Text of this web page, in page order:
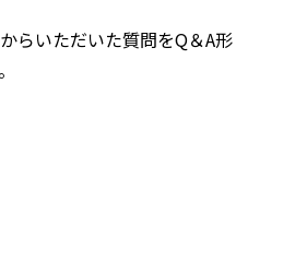
らいただいた質問をQ＆A形